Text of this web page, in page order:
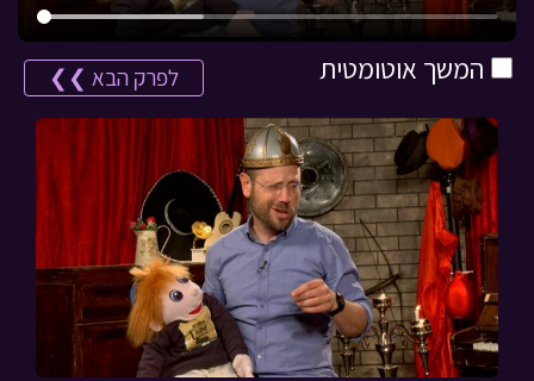
המשך אוטומטית לפרק הבא ❯❯